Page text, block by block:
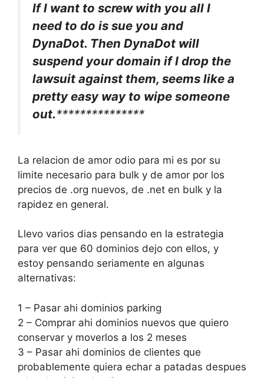
If I want to screw with you all I
need to do is sue you and
DynaDot. Then DynaDot will
suspend your domain if I drop the
lawsuit against them, seems like a
pretty easy way to wipe someone
out.***************
La relacion de amor odio para mi es por su
limite necesario para bulk y de amor por los
precios de .org nuevos, de .net en bulk y la
rapidez en general.
Llevo varios dias pensando en la estrategia
para ver que 60 dominios dejo con ellos, y
estoy pensando seriamente en algunas
alternativas:
1 – Pasar ahi dominios parking
2 – Comprar ahi dominios nuevos que quiero
conservar y moverlos a los 2 meses
3 – Pasar ahi dominios de clientes que
probablemente quiera echar a patadas despues